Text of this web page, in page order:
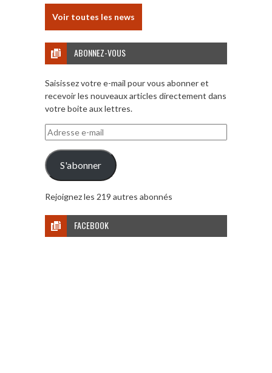
Voir toutes les news
ABONNEZ-VOUS
Saisissez votre e-mail pour vous abonner et
recevoir les nouveaux articles directement dans
votre boite aux lettres.
Adresse
e-
mail
S'abonner
Rejoignez les 219 autres abonnés
FACEBOOK